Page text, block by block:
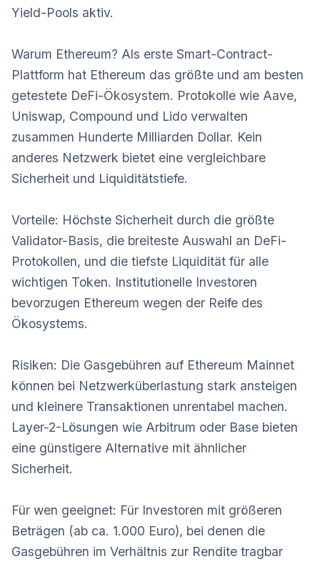
Yield-Pools aktiv.
Warum Ethereum? Als erste Smart-Contract-
Plattform hat Ethereum das größte und am besten
getestete DeFi-Ökosystem. Protokolle wie Aave,
Uniswap, Compound und Lido verwalten
zusammen Hunderte Milliarden Dollar. Kein
anderes Netzwerk bietet eine vergleichbare
Sicherheit und Liquiditätstiefe.
Vorteile: Höchste Sicherheit durch die größte
Validator-Basis, die breiteste Auswahl an DeFi-
Protokollen, und die tiefste Liquidität für alle
wichtigen Token. Institutionelle Investoren
bevorzugen Ethereum wegen der Reife des
Ökosystems.
Risiken: Die Gasgebühren auf Ethereum Mainnet
können bei Netzwerküberlastung stark ansteigen
und kleinere Transaktionen unrentabel machen.
Layer-2-Lösungen wie Arbitrum oder Base bieten
eine günstigere Alternative mit ähnlicher
Sicherheit.
Für wen geeignet: Für Investoren mit größeren
Beträgen (ab ca. 1.000 Euro), bei denen die
Gasgebühren im Verhältnis zur Rendite tragbar